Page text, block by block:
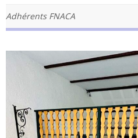
Adhérents FNACA